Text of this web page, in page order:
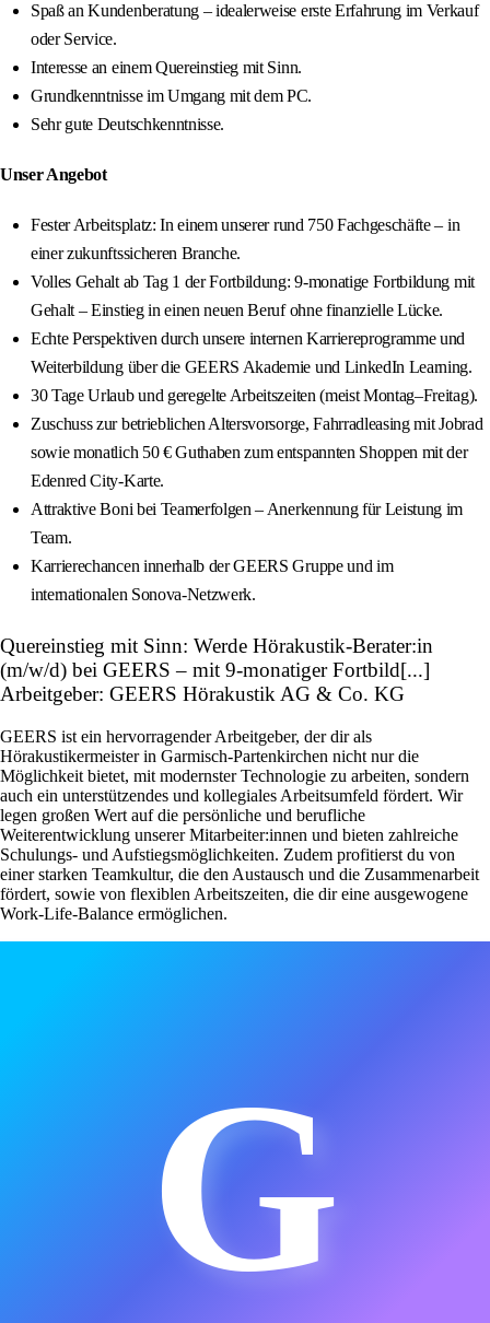
Spaß an Kundenberatung – idealerweise erste Erfahrung im Verkauf
oder Service.
Interesse an einem Quereinstieg mit Sinn.
Grundkenntnisse im Umgang mit dem PC.
Sehr gute Deutschkenntnisse.
Unser Angebot
Fester Arbeitsplatz: In einem unserer rund 750 Fachgeschäfte – in
einer zukunftssicheren Branche.
Volles Gehalt ab Tag 1 der Fortbildung: 9-monatige Fortbildung mit
Gehalt – Einstieg in einen neuen Beruf ohne finanzielle Lücke.
Echte Perspektiven durch unsere internen Karriereprogramme und
Weiterbildung über die GEERS Akademie und LinkedIn Learning.
30 Tage Urlaub und geregelte Arbeitszeiten (meist Montag–Freitag).
Zuschuss zur betrieblichen Altersvorsorge, Fahrradleasing mit Jobrad
sowie monatlich 50 € Guthaben zum entspannten Shoppen mit der
Edenred City-Karte.
Attraktive Boni bei Teamerfolgen – Anerkennung für Leistung im
Team.
Karrierechancen innerhalb der GEERS Gruppe und im
internationalen Sonova-Netzwerk.
Quereinstieg mit Sinn: Werde Hörakustik-Berater:in
(m/w/d) bei GEERS – mit 9-monatiger Fortbild[...]
Arbeitgeber: GEERS Hörakustik AG & Co. KG
GEERS ist ein hervorragender Arbeitgeber, der dir als
Hörakustikermeister in Garmisch-Partenkirchen nicht nur die
Möglichkeit bietet, mit modernster Technologie zu arbeiten, sondern
auch ein unterstützendes und kollegiales Arbeitsumfeld fördert. Wir
legen großen Wert auf die persönliche und berufliche
Weiterentwicklung unserer Mitarbeiter:innen und bieten zahlreiche
Schulungs- und Aufstiegsmöglichkeiten. Zudem profitierst du von
einer starken Teamkultur, die den Austausch und die Zusammenarbeit
fördert, sowie von flexiblen Arbeitszeiten, die dir eine ausgewogene
Work-Life-Balance ermöglichen.
G